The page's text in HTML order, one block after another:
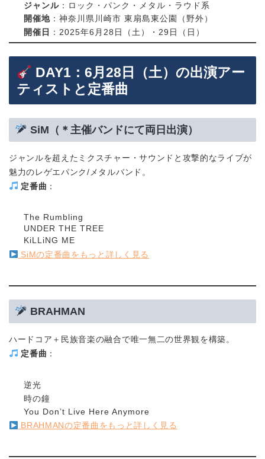
ジャンル ：ロック・パンク・メタル・ラウド系
開催地 ：神奈川県川崎市 東扇島東公園（野外）
開催日
：2025年6月28日（土）・29日（日）
DAY1：6月28日（土）の出演アー
ティストと定番曲
SiM （＊主催バンドにて両日出演）
ジャンルを超えたミクスチャー・サウンドと攻撃的なライブが
魅力のレゲエパンク/メタルバンド。
定番曲 ：
The Rumbling
UNDER THE TREE
KiLLiNG ME
SiMの定番曲をもっと詳しく見る
BRAHMAN
ハードコア＋民族音楽の融合で唯一無二の世界観を構築。
定番曲 ：
逆光
時の鐘
You Don’t Live Here Anymore
BRAHMANの定番曲をもっと詳しく見る